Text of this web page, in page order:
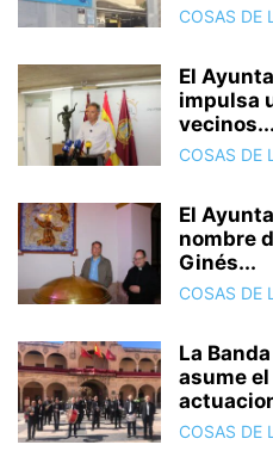
COSAS DE
El
impulsa
vecinos...
COSAS DE
El
nombre
Ginés...
COSAS DE
La
asume
COSAS DE